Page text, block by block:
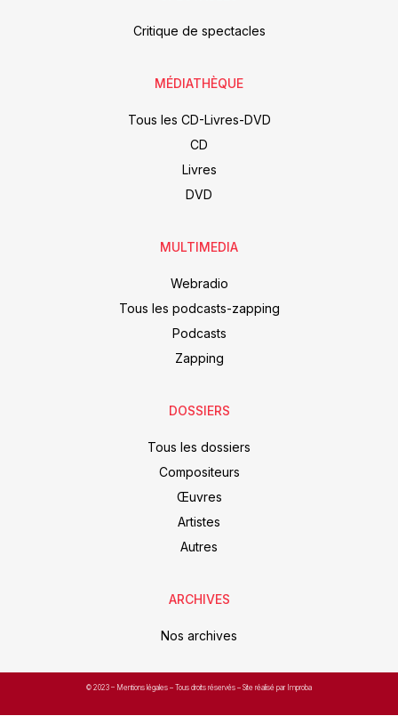
Critique de spectacles
MÉDIATHÈQUE
Tous les CD-Livres-DVD
CD
Livres
DVD
MULTIMEDIA
Webradio
Tous les podcasts-zapping
Podcasts
Zapping
DOSSIERS
Tous les dossiers
Compositeurs
Œuvres
Artistes
Autres
ARCHIVES
Nos archives
© 2023 – Mentions légales – Tous droits réservés – Site réalisé par Improba